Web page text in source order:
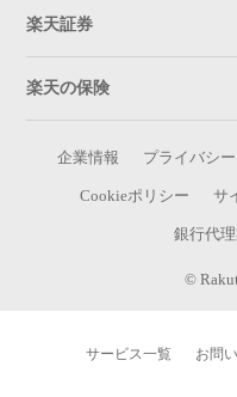
楽天証券
楽天の保険
企業情報 プライバシ
Cookieポリシー サ
銀行代
©
サービス一覧 お問